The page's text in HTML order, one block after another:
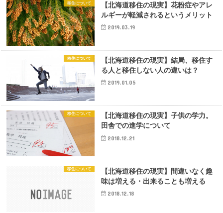
移住について
【北海道移住の現実】花粉症やアレ
ルギーが軽減されるというメリット
2019.03.19
移住について
【北海道移住の現実】結局、移住す
る人と移住しない人の違いは？
2019.01.05
移住について
【北海道移住の現実】子供の学力。
田舎での進学について
2018.12.21
移住について
【北海道移住の現実】間違いなく趣
味は増える・出来ることも増える
2018.12.18